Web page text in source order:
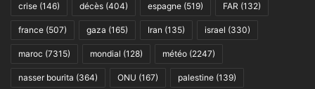
crise (146) décès (404) espagne (519) FAR (132)
france (507) gaza (165) Iran (135) israel (330)
maroc (7315) mondial (128) météo (2247)
nasser bourita (364) ONU (167) palestine (139)